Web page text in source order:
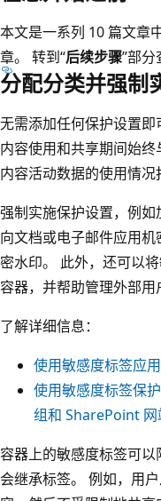
本文是一系列 10 篇文章
章。 转到“后续步骤”部分
分配分类并强制
无需添加任何保护设置
内容使用和共享期间始
内容活动数据的使用情况
强制实施保护设置，例
向文档或电子邮件应用
密水印。 此外，还可以
容器，并帮助管理外部用
了解详细信息：
使用敏感度标签应
使用敏感度标签保
组和 SharePoint 网
容器上的敏感度标签可
会继承标签。 例如，用